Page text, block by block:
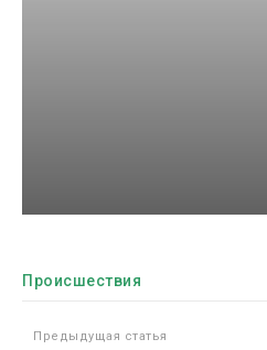
Происшествия
Предыдущая статья